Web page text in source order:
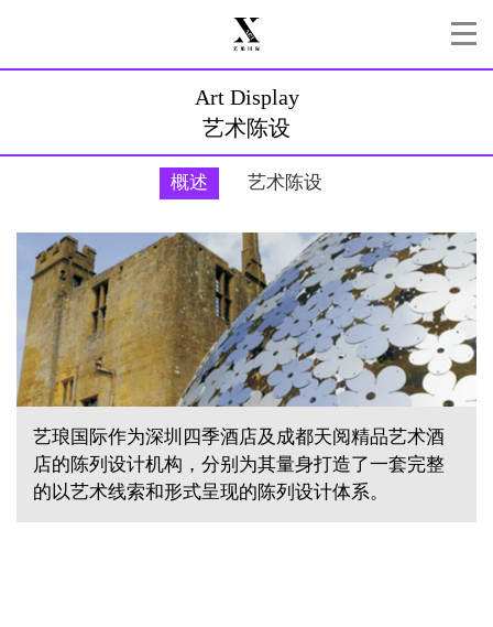
Art Display
艺术陈设
概述 艺术陈设
艺琅国际作为深圳四季酒店及成都天阅精品艺术酒
店的陈列设计机构，分别为其量身打造了一套完整
的以艺术线索和形式呈现的陈列设计体系。